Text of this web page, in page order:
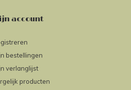
account
bestellingen
verlanglijst
producten